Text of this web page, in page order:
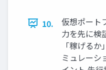
10.
仮想ポート
力を先に検
「稼げる
ミュレーシ